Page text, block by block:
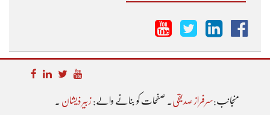
منجانب:سرفراز صدیقی ۔ صفحات کو بنانے والے: زبیر ذیشان